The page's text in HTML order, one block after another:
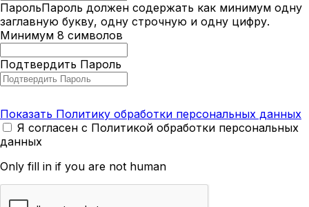
ПарольПароль должен содержать как минимум одну
заглавную букву, одну строчную и одну цифру.
Минимум 8 символов
Подтвердить Пароль
Показать Политику обработки персональных данных
Я согласен с Политикой обработки персональных
данных
Only fill in if you are not human